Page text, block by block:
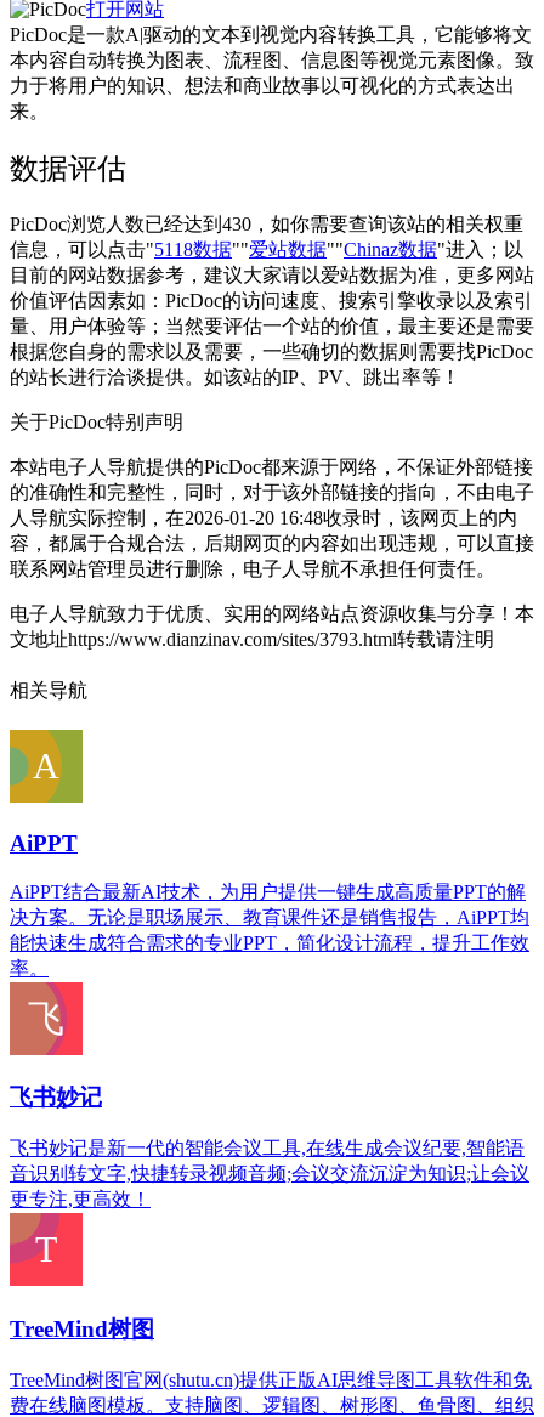
打开网站
PicDoc是一款A|驱动的文本到视觉内容转换工具，它能够将文
本内容自动转换为图表、流程图、信息图等视觉元素图像。致
力于将用户的知识、想法和商业故事以可视化的方式表达出
来。
数据评估
PicDoc浏览人数已经达到430，如你需要查询该站的相关权重
信息，可以点击"5118数据""爱站数据""Chinaz数据"进入；以
目前的网站数据参考，建议大家请以爱站数据为准，更多网站
价值评估因素如：PicDoc的访问速度、搜索引擎收录以及索引
量、用户体验等；当然要评估一个站的价值，最主要还是需要
根据您自身的需求以及需要，一些确切的数据则需要找PicDoc
的站长进行洽谈提供。如该站的IP、PV、跳出率等！
关于PicDoc特别声明
本站电子人导航提供的PicDoc都来源于网络，不保证外部链接
的准确性和完整性，同时，对于该外部链接的指向，不由电子
人导航实际控制，在2026-01-20 16:48收录时，该网页上的内
容，都属于合规合法，后期网页的内容如出现违规，可以直接
联系网站管理员进行删除，电子人导航不承担任何责任。
电子人导航致力于优质、实用的网络站点资源收集与分享！ 本
文地址https://www.dianzinav.com/sites/3793.html转载请注明
相关导航
AiPPT
AiPPT结合最新AI技术，为用户提供一键生成高质量PPT的解
决方案。无论是职场展示、教育课件还是销售报告，AiPPT均
能快速生成符合需求的专业PPT，简化设计流程，提升工作效
率。
飞书妙记
飞书妙记是新一代的智能会议工具,在线生成会议纪要,智能语
音识别转文字,快捷转录视频音频;会议交流沉淀为知识;让会议
更专注,更高效！
TreeMind树图
TreeMind树图官网(shutu.cn)提供正版AI思维导图工具软件和免
费在线脑图模板。支持脑图、逻辑图、树形图、鱼骨图、组织